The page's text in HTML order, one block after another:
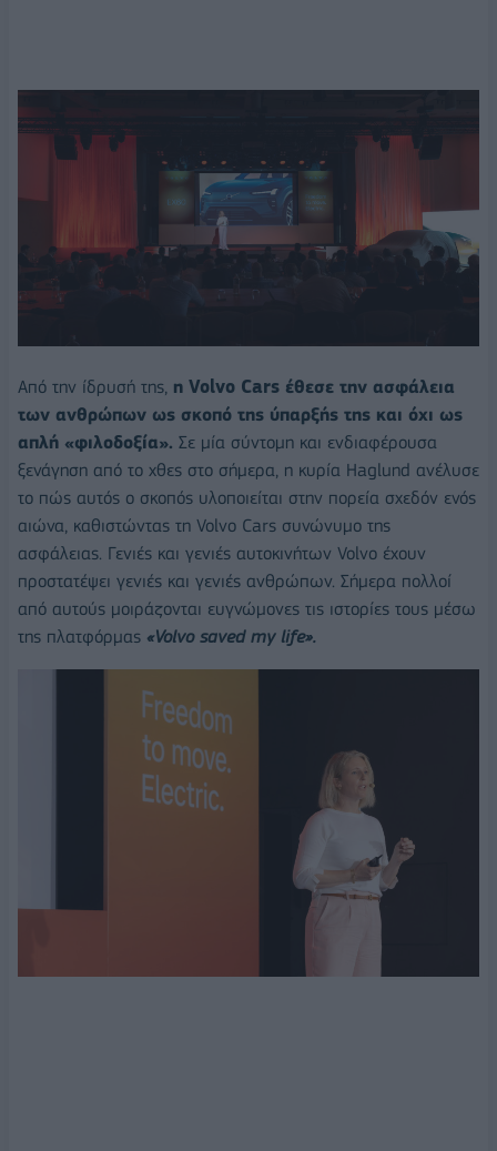
Από την ίδρυσή της, η Volvo Cars έθεσε την ασφάλεια
των ανθρώπων ως σκοπό της ύπαρξής της και όχι ως
απλή «φιλοδοξία». Σε μία σύντομη και ενδιαφέρουσα
ξενάγηση από το χθες στο σήμερα, η κυρία Haglund ανέλυσε
το πώς αυτός ο σκοπός υλοποιείται στην πορεία σχεδόν ενός
αιώνα, καθιστώντας τη Volvo Cars συνώνυμο της
ασφάλειας. Γενιές και γενιές αυτοκινήτων Volvo έχουν
προστατέψει γενιές και γενιές ανθρώπων. Σήμερα πολλοί
από αυτούς μοιράζονται ευγνώμονες τις ιστορίες τους μέσω
της πλατφόρμας «Volvo saved my life».